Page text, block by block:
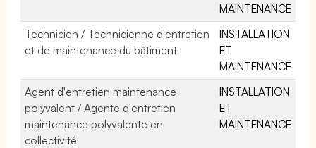
MAINTENANCE
Technicien / Technicienne d'entretien
et de maintenance du bâtiment
INSTALLATION
ET
MAINTENANCE
Agent d'entretien maintenance
polyvalent / Agente d'entretien
maintenance polyvalente en
collectivité
INSTALLATION
ET
MAINTENANCE